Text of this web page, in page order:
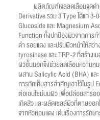
ผลิตภัณฑ์เจลลดเลือนจุดด่าง
Derivative รวม 3 Type ได้แก่
Glucoside และ Magnesium
Function ทั้งปกป้องผิวจากการท
ดำ รอยแดง และปรับผิวหน้าให้สว่า
tyrosinase และ TRP-2 ที่สร้างเ
ผิวชั้นนอกจึงช่วยลดเลือนความห
ผสาน Salicylic Acid (BHA) แล
การกักเก็บสารสำคัญเอาไว้ในรูป
ต่อเอนไซม์บนผิว เพื่อปล่อยสารอ
เกิดสิว และผลัดเซลล์ผิวที่ตายออ
จากหัวหอมแดง เด่นเรื่องการรัก